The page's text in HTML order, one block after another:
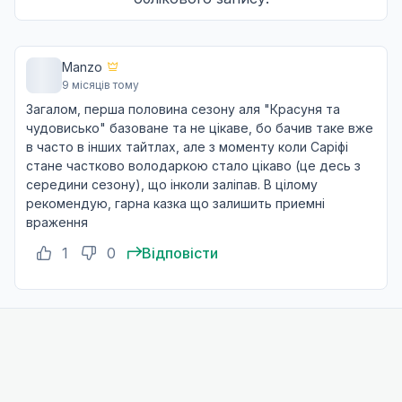
06 лип. 2023
13 Дзвінок співчуття та капітан гієнової гвардії
20 лип. 2023
Manzo
9 місяців тому
Загалом, перша половина сезону аля "Красуня та
чудовисько" базоване та не цікаве, бо бачив таке вже
в часто в інших тайтлах, але з моменту коли Саріфі
стане частково володаркою стало цікаво (це десь з
середини сезону), що інколи заліпав. В цілому
рекомендую, гарна казка що залишить приемні
враження
1 0 Відповісти